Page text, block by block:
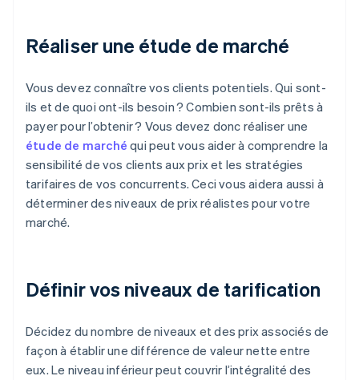
Réaliser une étude de marché
Vous devez connaître vos clients potentiels. Qui sont-
ils et de quoi ont-ils besoin ? Combien sont-ils prêts à
payer pour l’obtenir ? Vous devez donc réaliser une
étude de marché qui peut vous aider à comprendre la
sensibilité de vos clients aux prix et les stratégies
tarifaires de vos concurrents. Ceci vous aidera aussi à
déterminer des niveaux de prix réalistes pour votre
marché.
Définir vos niveaux de tarification
Décidez du nombre de niveaux et des prix associés de
façon à établir une différence de valeur nette entre
eux. Le niveau inférieur peut couvrir l’intégralité des